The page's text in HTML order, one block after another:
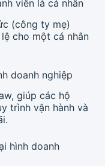
viên là cá nhân
(công ty mẹ)
cho một cá nhân
doanh nghiệp
giúp các hộ
trình vận hành và
hình doanh